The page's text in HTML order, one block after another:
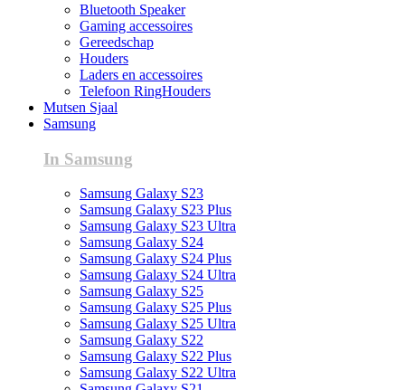
Bluetooth Speaker
Gaming accessoires
Gereedschap
Houders
Laders en accessoires
Telefoon RingHouders
Mutsen Sjaal
Samsung
In Samsung
Samsung Galaxy S23
Samsung Galaxy S23 Plus
Samsung Galaxy S23 Ultra
Samsung Galaxy S24
Samsung Galaxy S24 Plus
Samsung Galaxy S24 Ultra
Samsung Galaxy S25
Samsung Galaxy S25 Plus
Samsung Galaxy S25 Ultra
Samsung Galaxy S22
Samsung Galaxy S22 Plus
Samsung Galaxy S22 Ultra